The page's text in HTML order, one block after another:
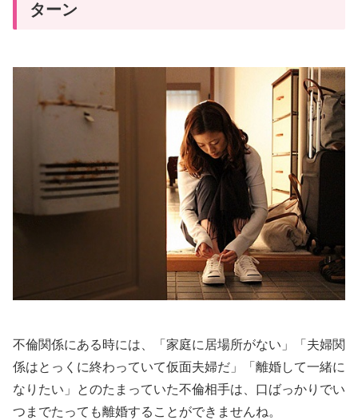
ターン
不倫関係にある時には、「家庭に居場所がない」「夫婦関
係はとっくに終わっていて仮面夫婦だ」「離婚して一緒に
なりたい」とのたまっていた不倫相手は、口ばっかりでい
つまでたっても離婚することができませんね。